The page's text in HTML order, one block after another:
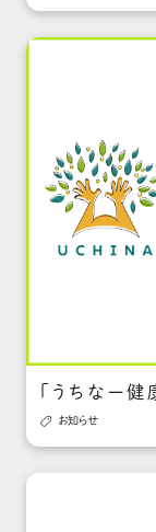
「うちなー
 お知らせ